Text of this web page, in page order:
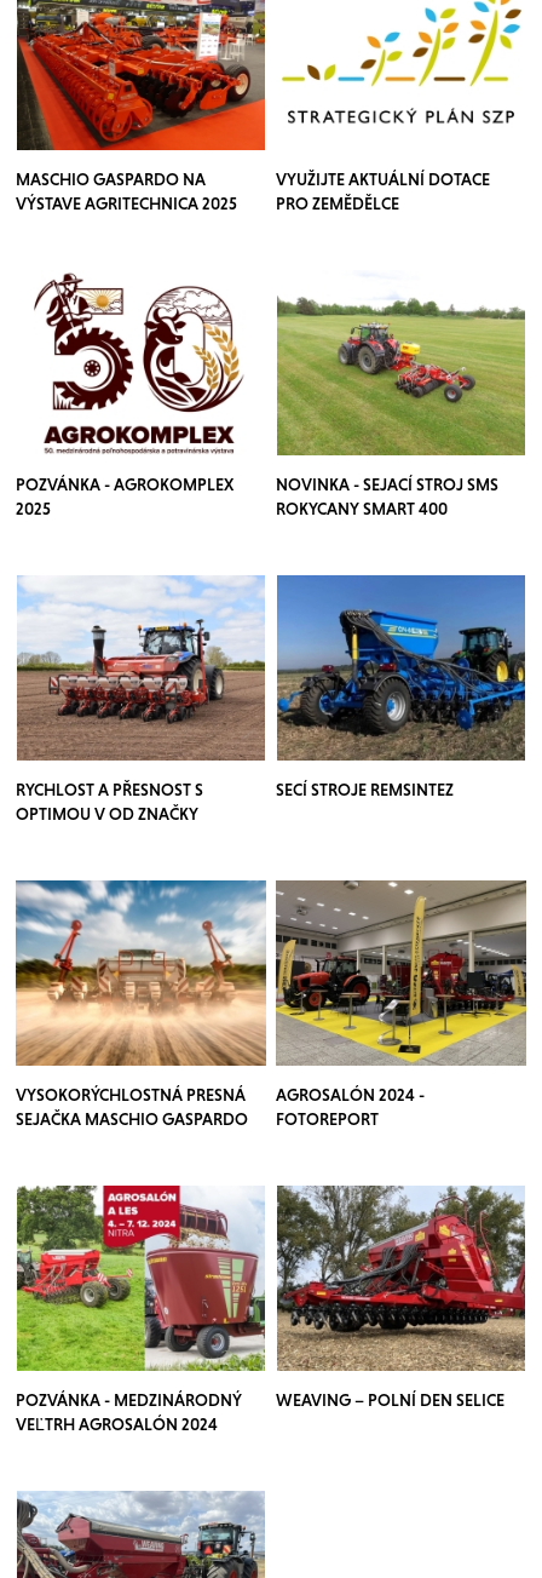
MASCHIO GASPARDO NA
VÝSTAVE AGRITECHNICA 2025
VYUŽIJTE AKTUÁLNÍ DOTACE
PRO ZEMĚDĚLCE
POZVÁNKA - AGROKOMPLEX
2025
NOVINKA - SEJACÍ STROJ SMS
ROKYCANY SMART 400
RYCHLOST A PŘESNOST S
OPTIMOU V OD ZNAČKY
SECÍ STROJE REMSINTEZ
VYSOKORÝCHLOSTNÁ PRESNÁ
SEJAČKA MASCHIO GASPARDO
AGROSALÓN 2024 -
FOTOREPORT
POZVÁNKA - MEDZINÁRODNÝ
VEĽTRH AGROSALÓN 2024
WEAVING – POLNÍ DEN SELICE